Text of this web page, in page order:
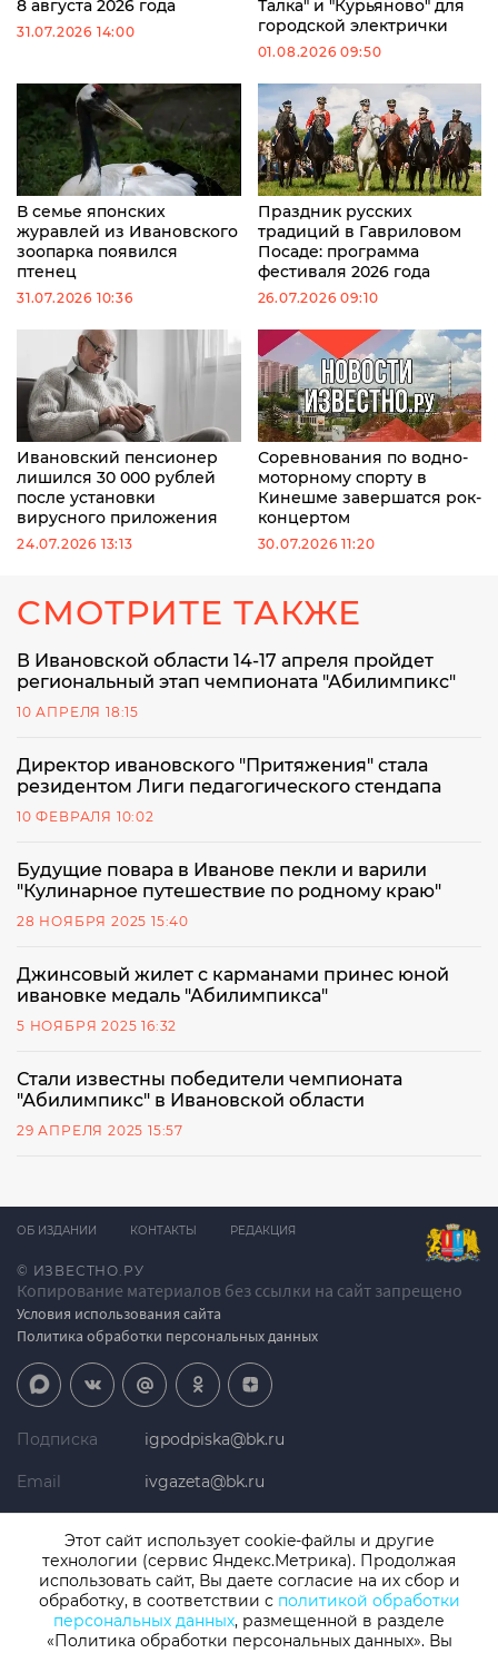
8 августа 2026 года
31.07.2026 14:00
Талка" и "Курьяново" для
городской электрички
01.08.2026 09:50
В семье японских
журавлей из Ивановского
зоопарка появился
птенец
31.07.2026 10:36
Праздник русских
традиций в Гавриловом
Посаде: программа
фестиваля 2026 года
26.07.2026 09:10
Ивановский пенсионер
лишился 30 000 рублей
после установки
вирусного приложения
24.07.2026 13:13
Соревнования по водно-
моторному спорту в
Кинешме завершатся рок-
концертом
30.07.2026 11:20
СМОТРИТЕ ТАКЖЕ
В Ивановской области 14-17 апреля пройдет
региональный этап чемпионата "Абилимпикс"
10 АПРЕЛЯ 18:15
Директор ивановского "Притяжения" стала
резидентом Лиги педагогического стендапа
10 ФЕВРАЛЯ 10:02
Будущие повара в Иванове пекли и варили
"Кулинарное путешествие по родному краю"
28 НОЯБРЯ 2025 15:40
Джинсовый жилет с карманами принес юной
ивановке медаль "Абилимпикса"
5 НОЯБРЯ 2025 16:32
Стали известны победители чемпионата
"Абилимпикс" в Ивановской области
29 АПРЕЛЯ 2025 15:57
© ИЗВЕСТНО.РУ
Копирование материалов без ссылки на сайт запрещено
Условия использования сайта
Политика обработки персональных данных
ОБ ИЗДАНИИ КОНТАКТЫ РЕДАКЦИЯ
Подписка igpodpiska@bk.ru
Email ivgazeta@bk.ru
Телефон +7 (4932) 41-94-81
СМИ: Izvestno.ru. Реестровая запись 08.11.2019 серия ЭЛ № ФС 77 -
Этот сайт использует cookie-файлы и другие
технологии (сервис Яндекс.Метрика). Продолжая
использовать сайт, Вы даете согласие на их сбор и
обработку, в соответствии с политикой обработки
персональных данных, размещенной в разделе
«Политика обработки персональных данных». Вы